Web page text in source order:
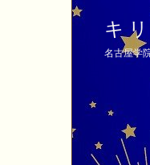
キ
名古屋学